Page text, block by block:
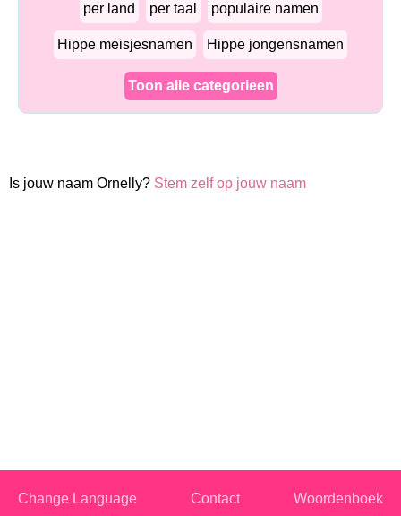
per land per taal populaire namen
Hippe meisjesnamen Hippe jongensnamen
Toon alle categorieen
Is jouw naam Ornelly? Stem zelf op jouw naam
Change Language Contact Woordenboek